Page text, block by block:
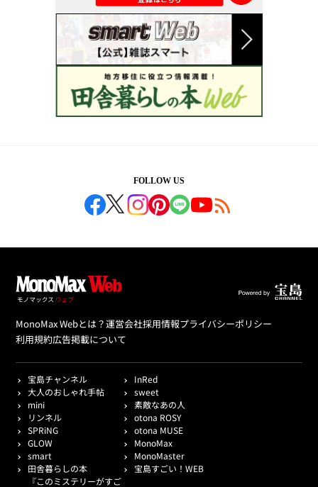
FOLLOW US
MonoMax Webとは？運営会社採用情報プライバシーポリシー
利用規約広告掲載について
宝島チャンネル
InRed
大人のおしゃれ手帖
sweet
mini
素敵なあの人
リンネル
otona ROSY
SPRiNG
otona MUSE
GLOW
MonoMax
smart
MonoMaster
田舎暮らしの本
宝島すごい！WEB
『このミステリーがすご